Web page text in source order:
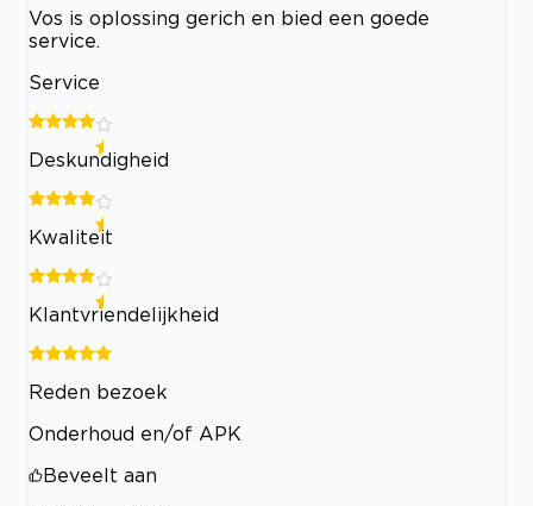
Vos is oplossing gerich en bied een goede
service.
Service
Deskundigheid
Kwaliteit
Klantvriendelijkheid
Reden bezoek
Onderhoud en/of APK
Beveelt aan